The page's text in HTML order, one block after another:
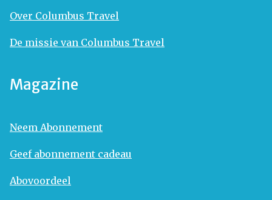
Over Columbus Travel
De missie van Columbus Travel
Magazine
Neem Abonnement
Geef abonnement cadeau
Abovoordeel